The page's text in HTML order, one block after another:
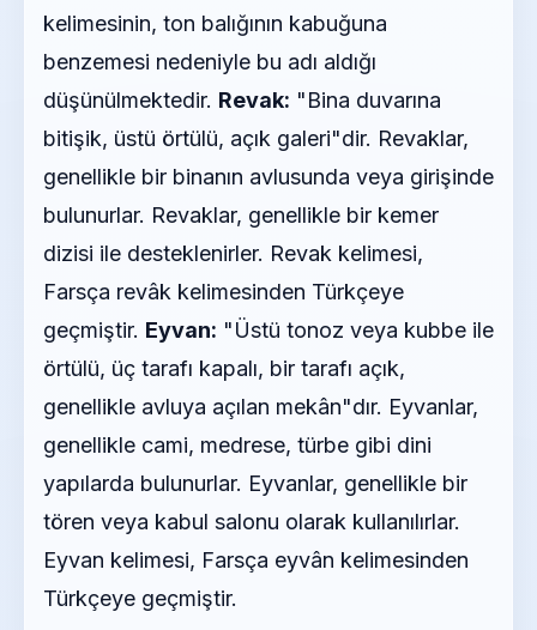
kelimesinin, ton balığının kabuğuna
benzemesi nedeniyle bu adı aldığı
düşünülmektedir. Revak: "Bina duvarına
bitişik, üstü örtülü, açık galeri"dir. Revaklar,
genellikle bir binanın avlusunda veya girişinde
bulunurlar. Revaklar, genellikle bir kemer
dizisi ile desteklenirler. Revak kelimesi,
Farsça revâk kelimesinden Türkçeye
geçmiştir. Eyvan: "Üstü tonoz veya kubbe ile
örtülü, üç tarafı kapalı, bir tarafı açık,
genellikle avluya açılan mekân"dır. Eyvanlar,
genellikle cami, medrese, türbe gibi dini
yapılarda bulunurlar. Eyvanlar, genellikle bir
tören veya kabul salonu olarak kullanılırlar.
Eyvan kelimesi, Farsça eyvân kelimesinden
Türkçeye geçmiştir.